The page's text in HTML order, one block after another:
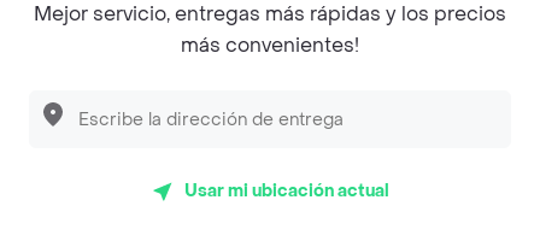
Facebook
TwitterInstagram
Mejor servicio, entregas más rápidas y los precios
más convenientes!
Usar mi ubicación actual